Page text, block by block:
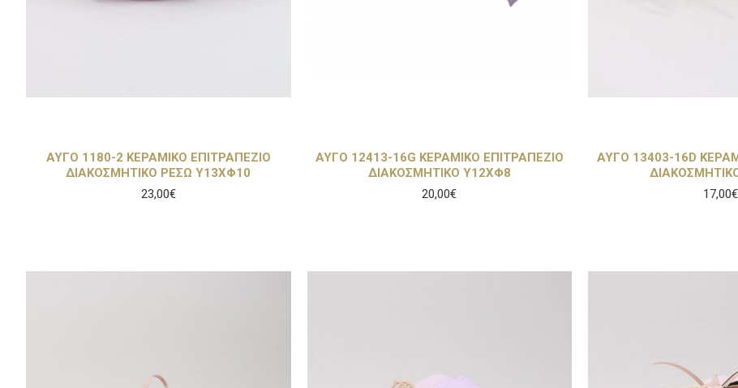
ΑΥΓΟ 1180-2 ΚΕΡΑΜΙΚΟ ΕΠΙΤΡΑΠΕΖΙΟ
ΔΙΑΚΟΣΜΗΤΙΚΟ ΡΕΣΩ Υ13ΧΦ10
23,00€
ΑΥΓΟ 12413-16G ΚΕΡΑΜΙΚΟ ΕΠΙΤΡΑΠΕΖΙΟ
ΔΙΑΚΟΣΜΗΤΙΚΟ Υ12ΧΦ8
20,00€
ΑΥΓΟ 13403-16D
17,00€